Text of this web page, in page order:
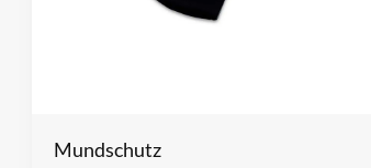
Mundschutz